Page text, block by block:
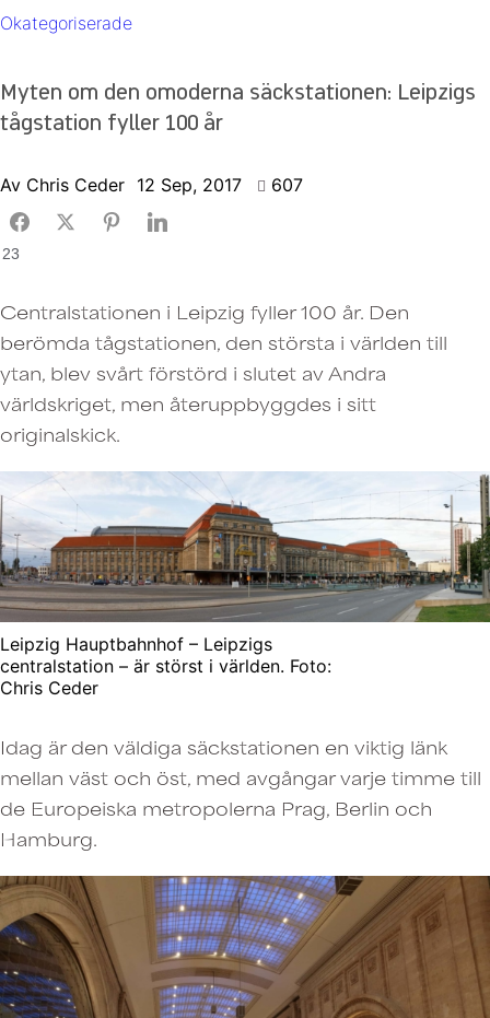
Okategoriserade
Myten om den omoderna säckstationen: Leipzigs
tågstation fyller 100 år
Av Chris Ceder 12 Sep, 2017 607
23
Centralstationen i Leipzig fyller 100 år. Den
berömda tågstationen, den största i världen till
ytan, blev svårt förstörd i slutet av Andra
världskriget, men återuppbyggdes i sitt
originalskick.
Leipzig Hauptbahnhof – Leipzigs
centralstation – är störst i världen. Foto:
Chris Ceder
Idag är den väldiga säckstationen en viktig länk
mellan väst och öst, med avgångar varje timme till
de Europeiska metropolerna Prag, Berlin och
Hamburg.